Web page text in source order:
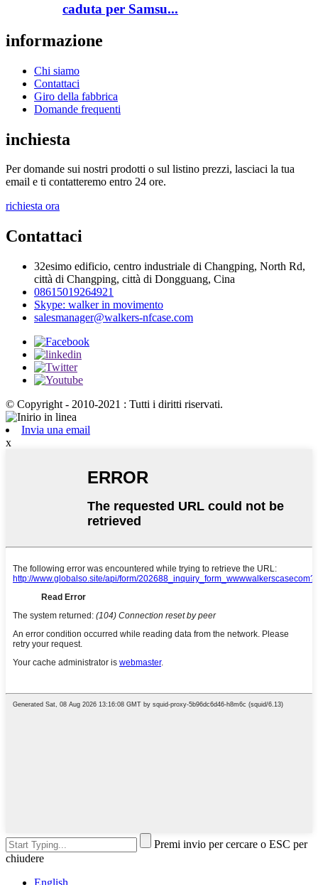
caduta per Samsu...
informazione
Chi siamo
Contattaci
Giro della fabbrica
Domande frequenti
inchiesta
Per domande sui nostri prodotti o sul listino prezzi, lasciaci la tua
email e ti contatteremo entro 24 ore.
richiesta ora
Contattaci
32esimo edificio, centro industriale di Changping, North Rd,
città di Changping, città di Dongguang, Cina
08615019264921
Skype: walker in movimento
salesmanager@walkers-nfcase.com
© Copyright - 2010-2021 : Tutti i diritti riservati.
Invia una email
x
Premi invio per cercare o ESC per
chiudere